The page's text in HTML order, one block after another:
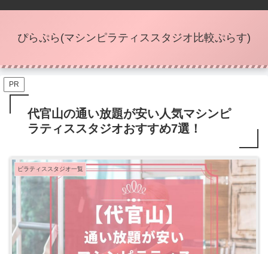
ぴらぷら(マシンピラティススタジオ比較ぷらす)
PR
代官山の通い放題が安い人気マシンピ
ラティススタジオおすすめ7選！
ピラティススタジオ一覧